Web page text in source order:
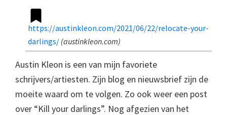
https://austinkleon.com/2021/06/22/relocate-your-
darlings/ (austinkleon.com)
Austin Kleon is een van mijn favoriete
schrijvers/artiesten. Zijn blog en nieuwsbrief zijn de
moeite waard om te volgen. Zo ook weer een post
over “Kill your darlings”. Nog afgezien van het